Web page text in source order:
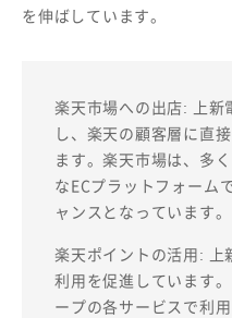
を伸ばしています。
楽天市場への出店: 上新
し、楽天の顧客層に直
ます。楽天市場は、多
なECプラットフォーム
ャンスとなっています。
楽天ポイントの活用: 上
利用を促進しています
ープの各サービスで利